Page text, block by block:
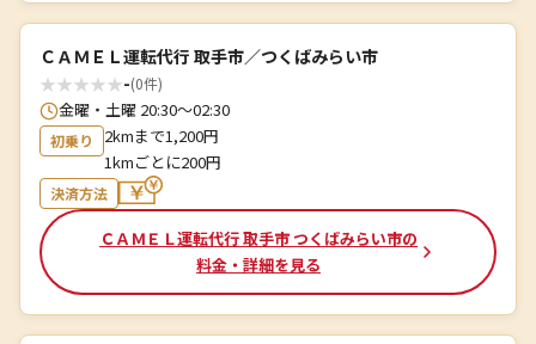
ＣＡＭＥＬ運転代行 取手市／つくばみらい市
★★★★★-(0件)
金曜・土曜 20:30～02:30
初乗り
2kmまで1,200円
1kmごとに200円
決済方法
ＣＡＭＥＬ運転代行 取手市 つくばみらい市の
料金・詳細を見る